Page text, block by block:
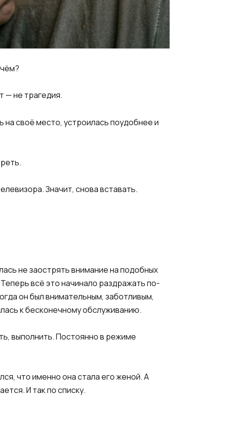
— не трагедия.
своё место, устроилась поудобнее и
Значит, снова вставать.
не заострять внимание на подобных
всё это начинало раздражать по-
он был внимательным, заботливым,
к бесконечному обслуживанию.
выполнить. Постоянно в режиме
что именно она стала его женой. А
И так по списку.